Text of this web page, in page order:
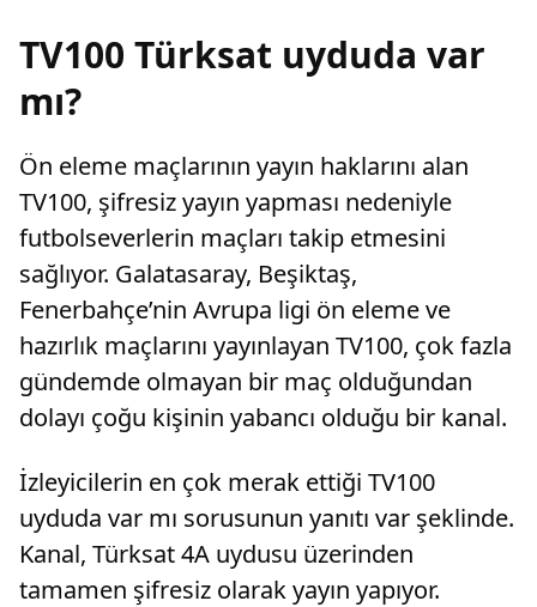
TV100 Türksat uyduda var
mı?
Ön eleme maçlarının yayın haklarını alan
TV100, şifresiz yayın yapması nedeniyle
futbolseverlerin maçları takip etmesini
sağlıyor. Galatasaray, Beşiktaş,
Fenerbahçe’nin Avrupa ligi ön eleme ve
hazırlık maçlarını yayınlayan TV100, çok fazla
gündemde olmayan bir maç olduğundan
dolayı çoğu kişinin yabancı olduğu bir kanal.
İzleyicilerin en çok merak ettiği TV100
uyduda var mı sorusunun yanıtı var şeklinde.
Kanal, Türksat 4A uydusu üzerinden
tamamen şifresiz olarak yayın yapıyor.